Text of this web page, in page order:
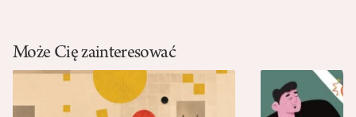
Może Cię zainteresować